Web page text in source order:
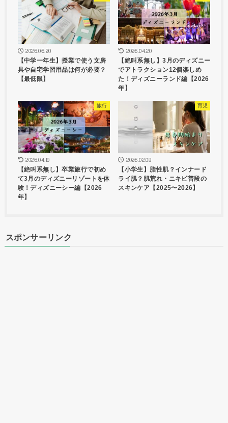
2026.06.20
【中学一年生】授業で使う文房
具や自宅学習用品は何が必要？
【最低限】
2026.04.20
【絶叫系無し】3月のディズニー
でアトラクション12個楽しめ
た！ディズニーランド編【2026
年】
旅行
2026.04.19
【絶叫系無し】卒業旅行で初め
て3月のディズニーリゾートを体
験！ディズニーシー編【2026
年】
育児
2026.02.08
【小学生】脂性肌？インナード
ライ肌？肌荒れ・ニキビ普段の
スキンケア【2025〜2026】
スポンサーリンク